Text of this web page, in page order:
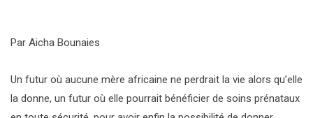
Par Aicha Bounaies
Un futur où aucune mère africaine ne perdrait la vie alors qu’elle
la donne, un futur où elle pourrait bénéficier de soins prénataux